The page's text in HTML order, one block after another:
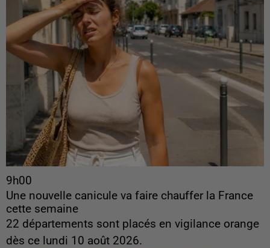
9h00
Une nouvelle canicule va faire chauffer la France
cette semaine
22 départements sont placés en vigilance orange
dès ce lundi 10 août 2026.